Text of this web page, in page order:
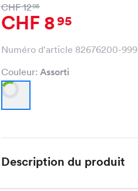
CHF 1295
CHF 895
Numéro d'article 82676200-999
Couleur: Assorti
Description du produit